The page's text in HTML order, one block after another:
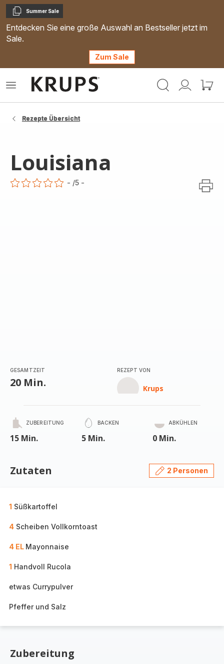
Kopieren
Summer Sale
Entdecken Sie eine große Auswahl an Bestseller jetzt im
Sale.
Zum Sale
Mein
Mein
Das
Rezepte Übersicht
Louisiana
- /5 -
GESAMTZEIT
20 Min.
REZEPT VON
Krups
ZUBEREITUNG
15 Min.
BACKEN
5 Min.
ABKÜHLEN
0 Min.
Zutaten 2 Personen
1 Süßkartoffel
4 Scheiben Vollkorntoast
4 EL Mayonnaise
1 Handvoll Rucola
etwas Currypulver
Pfeffer und Salz
Zubereitung